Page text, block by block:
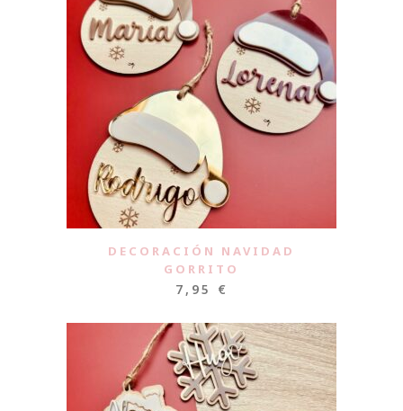
DECORACIÓN NAVIDAD
GORRITO
7,95 €